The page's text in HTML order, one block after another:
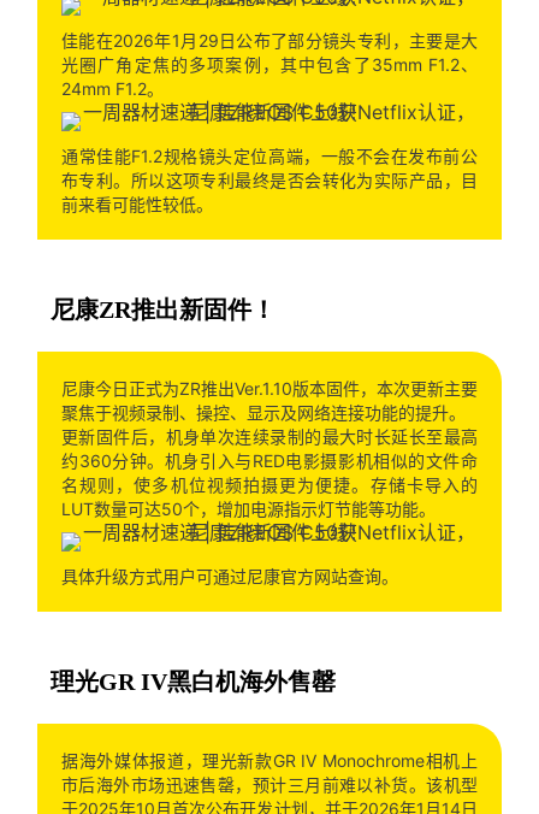
佳能在2026年1月29日公布了部分镜头专利，主要是大
光圈广角定焦的多项案例，其中包含了35mm F1.2、
24mm F1.2。
通常佳能F1.2规格镜头定位高端，一般不会在发布前公
布专利。所以这项专利最终是否会转化为实际产品，目
前来看可能性较低。
尼康ZR推出新固件！
尼康今日正式为ZR推出Ver.1.10版本固件，本次更新主要
聚焦于视频录制、操控、显示及网络连接功能的提升。
更新固件后，机身单次连续录制的最大时长延长至最高
约360分钟。机身引入与RED电影摄影机相似的文件命
名规则，使多机位视频拍摄更为便捷。存储卡导入的
LUT数量可达50个，增加电源指示灯节能等功能。
具体升级方式用户可通过尼康官方网站查询。
理光GR IV黑白机海外售罄
据海外媒体报道，理光新款GR IV Monochrome相机上
市后海外市场迅速售罄，预计三月前难以补货。该机型
于2025年10月首次公布开发计划，并于2026年1月14日